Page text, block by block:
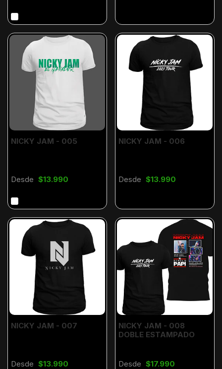
NICKY JAM - 005
Desde $13.990
NICKY JAM - 006
Desde $13.990
NICKY JAM - 007
Desde $13.990
NICKY JAM - 008
DOBLE ESTAMPADO
Desde $17.990